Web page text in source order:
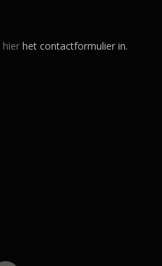
hier het contactformulier in.